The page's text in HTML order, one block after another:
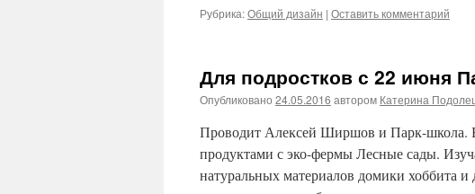
Рубрика:Общий дизайн | Оставить комментарий
Для подростков с 22 июня
Опубликовано 24.05.2016 автором Катерина
Проводит Алексей Ширшов и Парк-школа.
продуктами с эко-фермы Лесные сады.
натуральных материалов домики хоббита